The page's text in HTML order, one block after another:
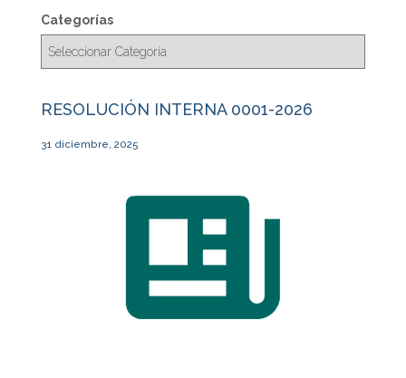
c
a
Categorías
RESOLUCIÓN INTERNA 0001-2026
31 diciembre, 2025